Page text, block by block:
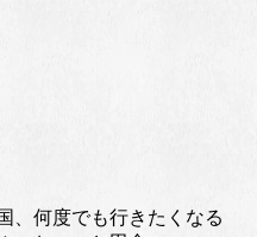
、何度でも行きたくなる